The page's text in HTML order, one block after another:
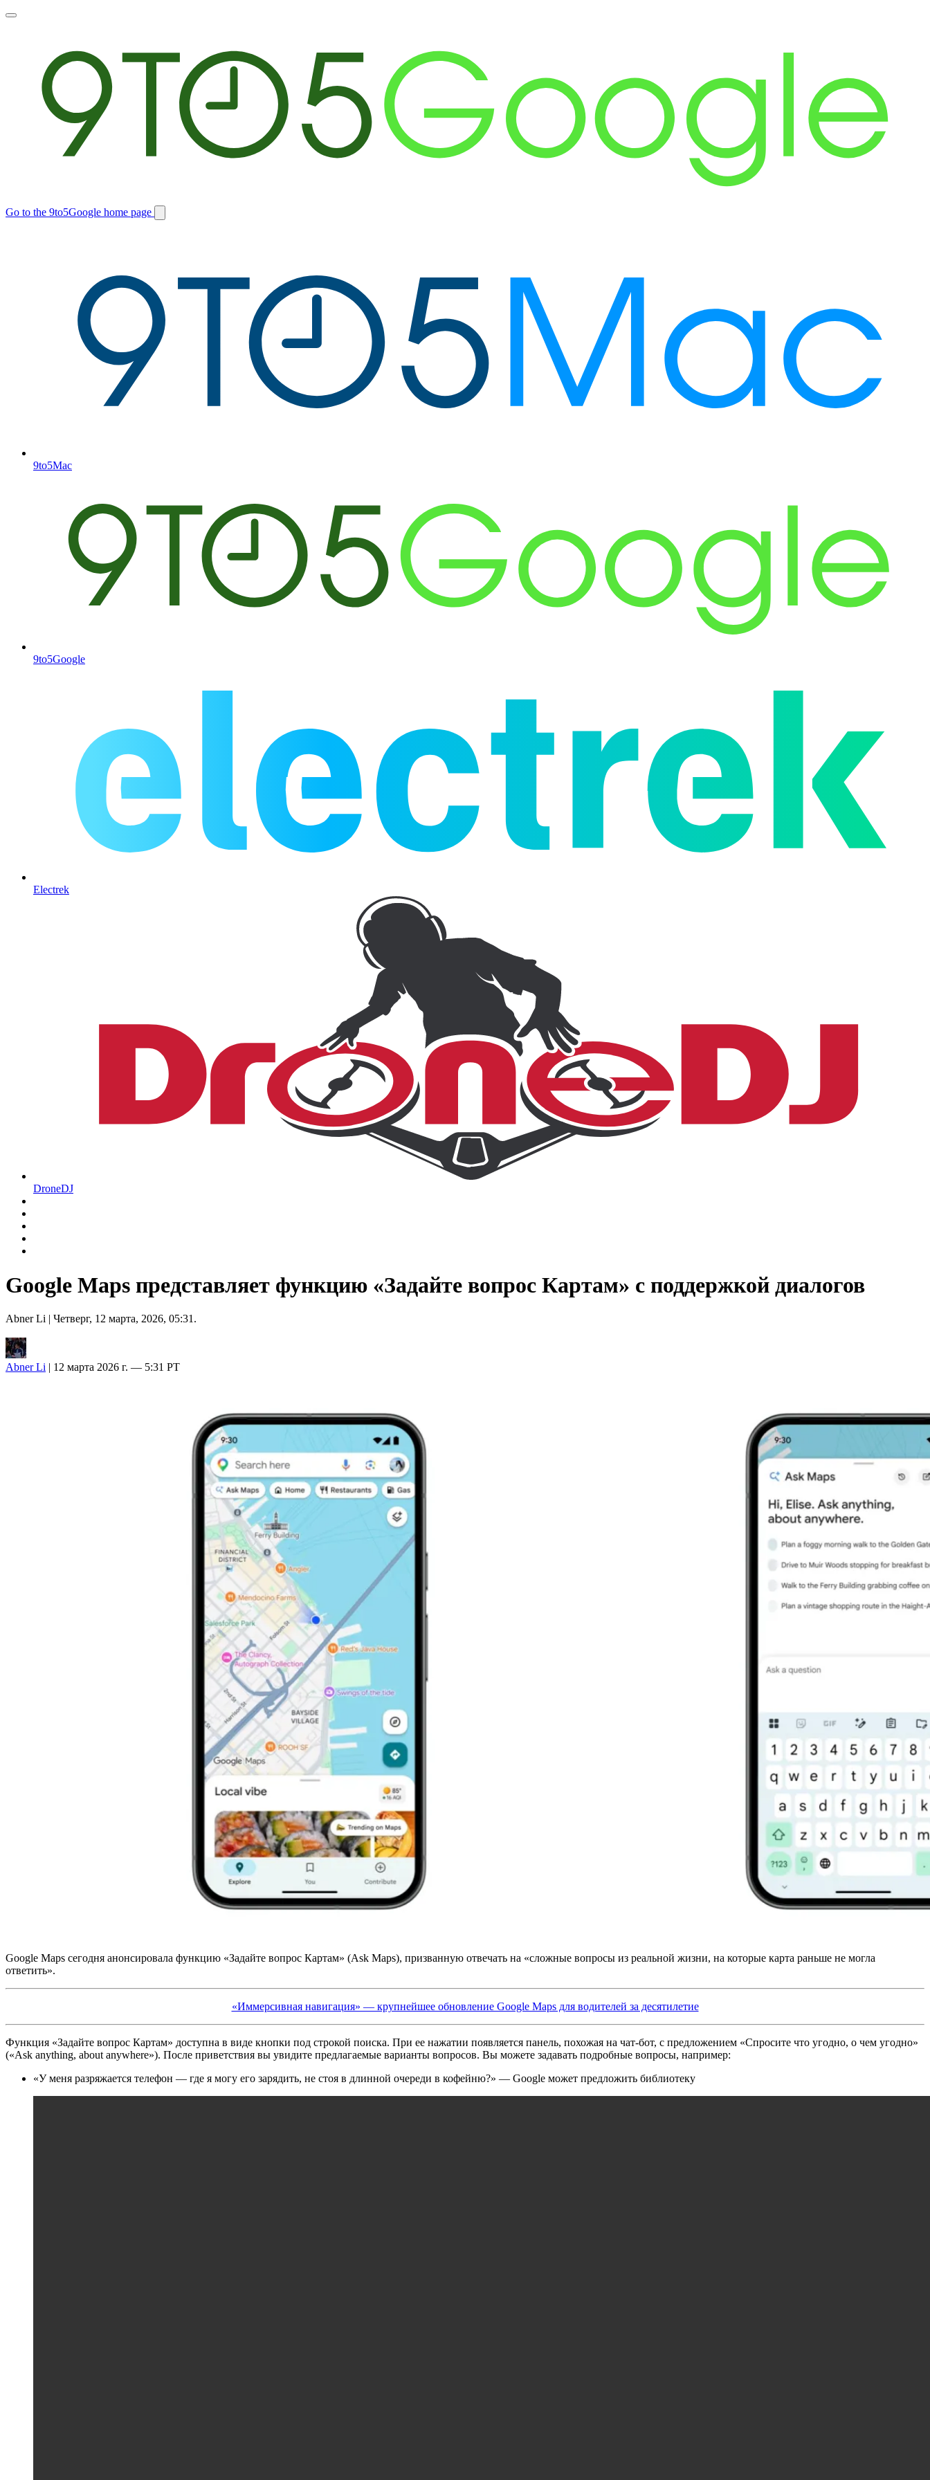
Toggle
Go to the 9to5Google home page
Switch
9to5Mac
9to5Google
Electrek
DroneDJ
Google Maps представляет функцию «Задайте вопрос Картам» с поддержкой диалогов
Abner Li | Четверг, 12 марта, 2026, 05:31.
Abner Li | 12 марта 2026 г. — 5:31 PT
Google Maps сегодня анонсировала функцию «Задайте вопрос Картам» (Ask Maps), призванную отвечать на «сложные вопросы из реальной жизни, на которые карта раньше не могла
ответить».
«Иммерсивная навигация» — крупнейшее обновление Google Maps для водителей за десятилетие
Функция «Задайте вопрос Картам» доступна в виде кнопки под строкой поиска. При ее нажатии появляется панель, похожая на чат-бот, с предложением «Спросите что угодно, о чем угодно»
(«Ask anything, about anywhere»). После приветствия вы увидите предлагаемые варианты вопросов. Вы можете задавать подробные вопросы, например:
«У меня разряжается телефон — где я могу его зарядить, не стоя в длинной очереди в кофейню?» — Google может предложить библиотеку